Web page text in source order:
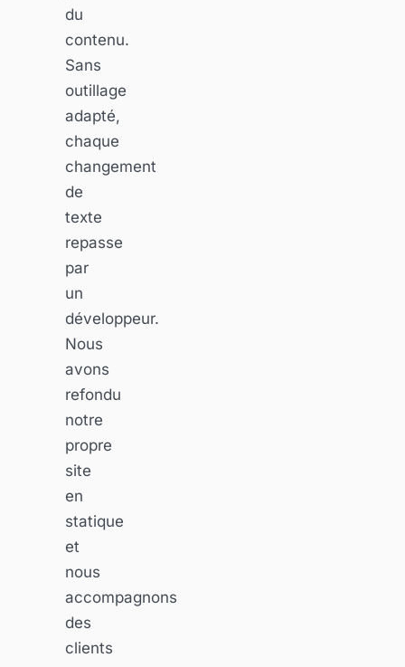
du
contenu.
Sans
outillage
adapté,
chaque
changement
de
texte
repasse
par
un
développeur.
Nous
avons
refondu
notre
propre
site
en
statique
et
nous
accompagnons
des
clients